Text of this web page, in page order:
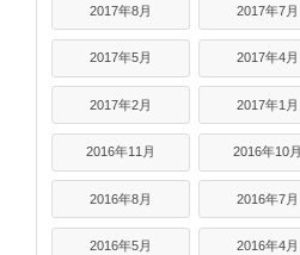
2017年8月 2017年7月
2017年5月 2017年4月
2017年2月 2017年1月
2016年11月 2016年10月
2016年8月 2016年7月
2016年5月 2016年4月